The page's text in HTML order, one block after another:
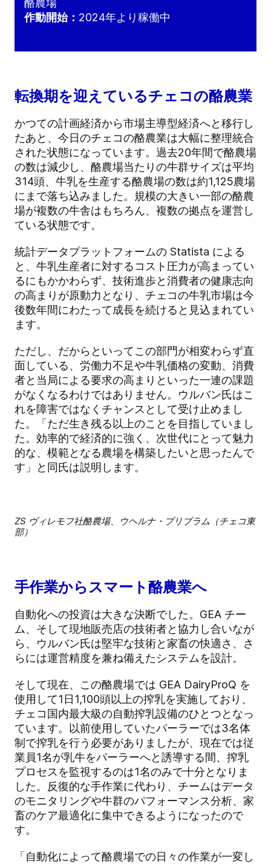
酪農場
作動開始： 2024年より稼働中
転換期を迎えているチェコの酪農業
かつての計画経済から市場主導型経済へと移行し
たあと、今日のチェコの酪農業は大幅に整理統合
された状態になっています。過去20年間で酪農場
の数は減少し、酪農場当たりの牛群サイズは平均
314頭、牛乳を生産する酪農場の数は約1,125農場
にまで落ち込みました。規模の大きい一部の酪農
場が複数の牛舎はもちろん、複数の拠点を運営し
ている状態です。
統計データプラットフォームの Statista による
と、牛乳生産者に対するコスト圧力が高まってい
るにもかかわらず、技術進歩と消費者の健康志向
の高まりが原動力となり、チェコの牛乳市場は今
後数年間にわたって成長を続けると見込まれてい
ます。
ただし、だからといってこの部門が相変わらず直
面している、労働力不足や牛乳価格の変動、消費
者と当局による要求の高まりといった一連の課題
がなくなるわけではありません。ウルバン氏はこ
れを障害ではなくチャンスとして受け止めまし
た。「ただ生き残る以上のことを目指していまし
た。効率的で経済的に強く、次世代にとって魅力
的な、模範となる農場を構築したいと思ったんで
す」と同氏は説明します。
ZS ヴィレモフ社酪農場、ウヘルナ・プリブラム（チェコ東
部）
手作業からスマート酪農業へ
自動化への投資は大きな決断でした。GEA チー
ム、そして現地販売店の技術者と協力し合いなが
ら、ウルバン氏は堅牢な技術と家畜の快適さ、さ
らには運営精度を兼ね備えたシステムを設計。
そして現在、この酪農場では GEA DairyProQ を
使用して1日1,100頭以上の搾乳を実施しており、
チェコ国内最大級の自動搾乳設備のひとつとなっ
ています。以前使用していたパーラーでは3名体
制で搾乳を行う必要がありましたが、現在では従
業員1名が乳牛をパーラーへと誘導する間、搾乳
プロセスを監視するのは1名のみで十分となりま
した。反復的な手作業に代わり、チームはデータ
のモニタリングや牛群のパフォーマンス分析、家
畜のケア最適化に集中できるようになったので
す。
「自動化によって酪農場での日々の作業が一変し